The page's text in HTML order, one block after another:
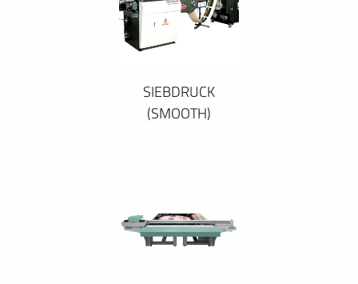
SIEBDRUCK
(SMOOTH)